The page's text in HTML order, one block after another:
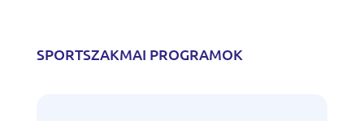
SPORTSZAKMAI PROGRAMOK